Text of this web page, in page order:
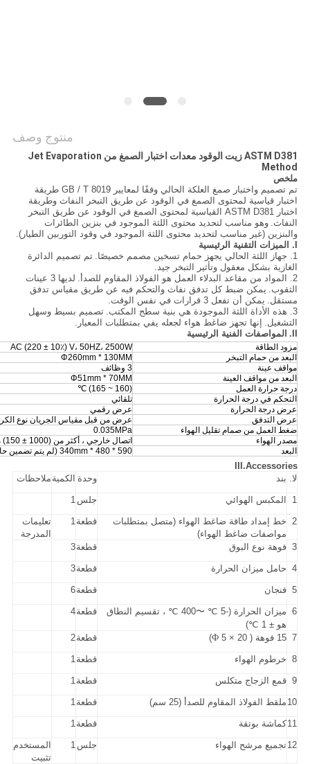
منتوج وصف
ASTM D381 زيت الوقود معدات اختبار الصمغ من Jet Evaporation
Method
ملخص
تم تصميم واختبار صمغ العلكة الحالي وفقًا لمعايير GB / T 8019 طريقة
اختبار قياسية لمحتوى الصمغ في الوقود عن طريق التبخر النفاث وطريقة
اختبار ASTM D381 القياسية لمحتوى الصمغ في الوقود عن طريق التبخر
النفاث. وهو مناسب لتحديد محتوى اللثة الموجود في بنزين الطائرات
والبنزين (غير مناسب لتحديد محتوى اللثة الموجود في وقود التوربين الطيار).
1. جهاز اللثة الحالي يجهز حمام تسخين مصمم خصيصًا.
تم تصميم الدائرة
الغازية بشكل معقول وتأثير التبخر جيد.
2. المواد من مقاعد البدلاء العمل هو الفولاذ المقاوم للصدأ.
لديها 3 عينات
الثقوب. يمكن ضبط كل تدفق نفاث والتحكم فيه عن طريق مقياس تدفق
مستقل. يمكن أن تفعل 3 قرارات في نفس الوقت.
3. هذه الأداة اللثة الموجودة هي بنية سطح المكتب.
تصميم بسيط وسهل
التشغيل. إنها تجهز ضاغط هواء لجعله يفي بمتطلبات المعيار.
المواصفات الفنية الرئيسية
مزود الطاقة
AC (220 ± 10٪) V، 50HZ، 2500W
البعد من حمام التبخر
Φ260mm * 130MM
مواقف عينة
3 وظائف
البعد من مواقف العينة
Φ51mm * 70MM
درجة حرارة العمل
(160 ~ 165) ℃
التحكم في درجة الحرارة
تلقائي
عرض درجة الحرارة
عرض رقمي
عرض التدفق
عرض من قبل مقياس الجريان نوع الكرة
ضغط العمل من صمام تقليل الهواء
0.035MPa
مصدر الهواء
اتصال خارجي ، أكثر من (1000 ± 150) مل / ثانية
البعد
590 * 480 * 340mm (لم يتم تضمين حامل ميزان الحرارة)
III.Accessories
لا. بند وحدة الكمية ملاحظات
1 المكبس الهوائي جلس 1
2
خط إمداد طاقة ضاغط الهواء (متصل بمتطلبات
مواصفات ضاغط الهواء)
قطعة1
تعليمات
المدرجة
3 فوهة نوع البوق قطعة3
4 حامل ميزان الحرارة قطعة3
5 فنجان قطعة6
6
ميزان الحرارة (-5 ℃ 〜400 ℃ ، تقسيم النطاق
هو ± 1 ℃)
قطعة4
7 15 فوهة ( Φ 5 × 20) قطعة2
8 خرطوم الهواء قطعة1
9 قمع الزجاج متكلس قطعة1
10 ملقط الفولاذ المقاوم للصدأ (25 سم) قطعة1
11كماشة بوتقة قطعة1
12تجميع مرشح الهواء جلس 1
المستخدم
تثبيت